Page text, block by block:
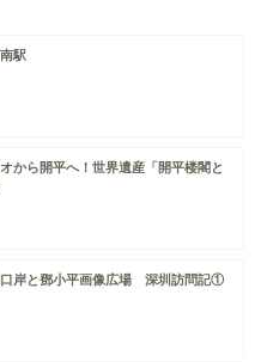
駅
から開平へ！世界遺産「開平楼閣と
口岸と鄧小平画像広場 深圳訪問記①